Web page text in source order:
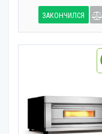
ЗАКОНЧИЛСЯ